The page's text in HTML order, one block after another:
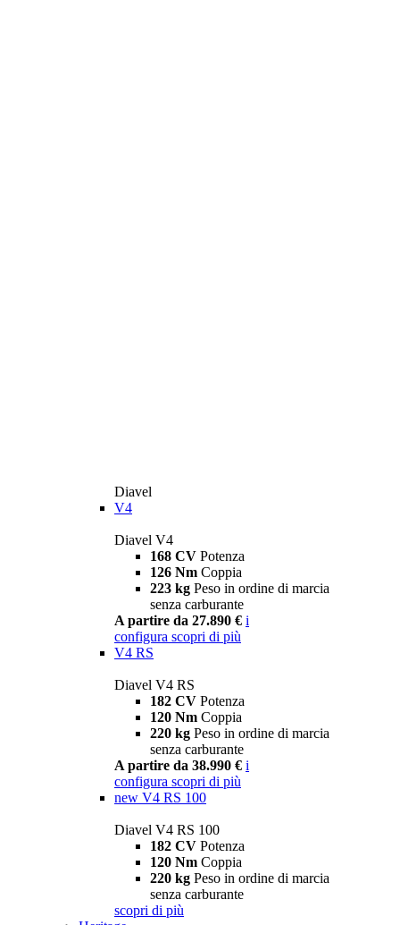
Diavel
V4
Diavel V4
168 CV Potenza
126 Nm Coppia
223 kg Peso in ordine di marcia
senza carburante
A partire da 27.890 € i
configura scopri di più
V4 RS
Diavel V4 RS
182 CV Potenza
120 Nm Coppia
220 kg Peso in ordine di marcia
senza carburante
A partire da 38.990 € i
configura scopri di più
new V4 RS 100
Diavel V4 RS 100
182 CV Potenza
120 Nm Coppia
220 kg Peso in ordine di marcia
senza carburante
scopri di più